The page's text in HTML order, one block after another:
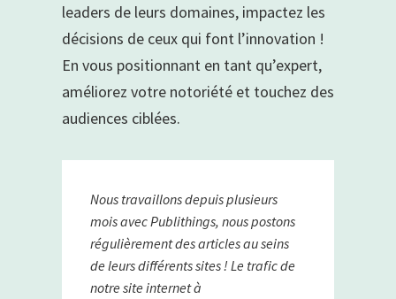
leaders de leurs domaines, impactez les
décisions de ceux qui font l’innovation !
En vous positionnant en tant qu’expert,
améliorez votre notoriété et touchez des
audiences ciblées.
Nous travaillons depuis plusieurs
mois avec Publithings, nous postons
régulièrement des articles au seins
de leurs différents sites ! Le trafic de
notre site internet à